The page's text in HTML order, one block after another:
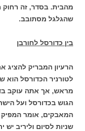
מהבית. בסדר, זה רחוק
שהגלגל מסתובב.
בין כדורסל לחורבן
הרעיון המבריק להציג
לטורניר הכדורסל הוא
מראש, אך אתה עוקב
הגוש בכדורסל ועל